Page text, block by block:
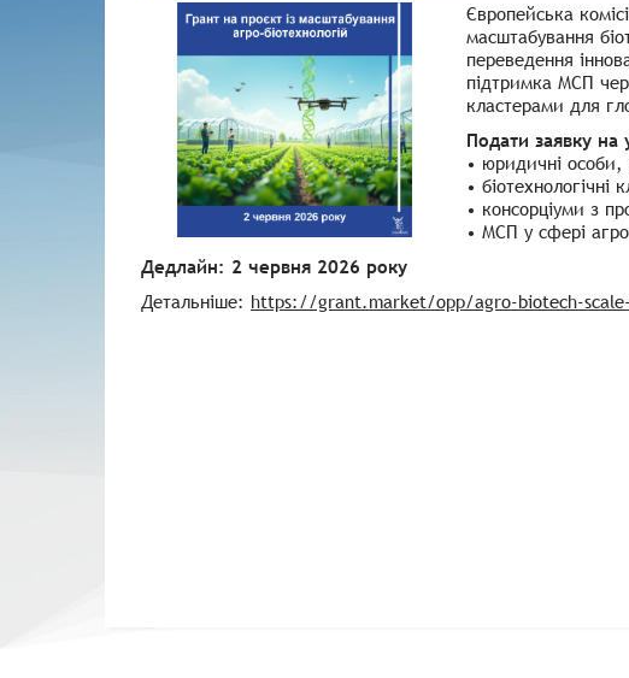
Європейська
масштабування
переведення
підтримка МСП
кластерами для
Подати заявку на
• юридичні особи,
• біотехнологічні
• консорціуми з
• МСП у сфері
Дедлайн: 2 червня 2026 року
Детальніше: https://grant.market/opp/agro-biotech-